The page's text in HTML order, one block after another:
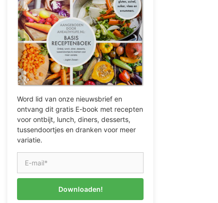
Word lid van onze nieuwsbrief en
ontvang dit gratis E-book met recepten
voor ontbijt, lunch, diners, desserts,
tussendoortjes en dranken voor meer
variatie.
Downloaden!